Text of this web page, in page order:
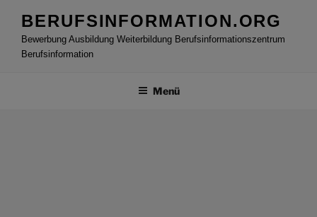
Inhalt
springen
BERUFSINFORMATION.ORG
Bewerbung Ausbildung Weiterbildung Berufsinformationszentrum
Berufsinformation
Menü